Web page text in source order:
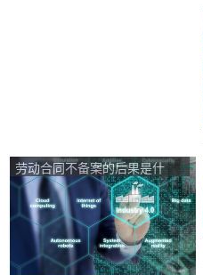
劳动合同不备案的后果是什
么？